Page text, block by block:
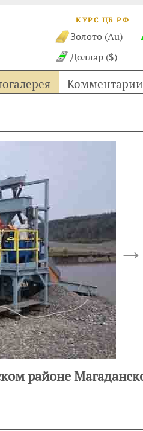
КУРС ЦБ РФ
Золото (Au)
Доллар ($)
Комментарии
→
районе